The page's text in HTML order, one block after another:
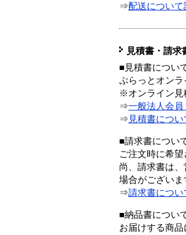
⇒配送につい
見積書・請求
■見積書につい
ぷらっとオンラ
※オンライン見
⇒一般法人会員
⇒ 見積書につ
■請求書につい
ご注文時に希
尚、請求書は
場合がございま
⇒請求書につい
■納品書につい
お届けする商品